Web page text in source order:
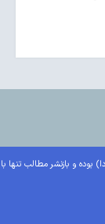
و بازنشر مطالب تنها با